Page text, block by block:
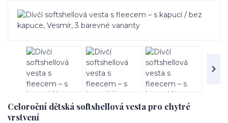
Celoroční dětská softshellová vesta pro chytré
vrstvení